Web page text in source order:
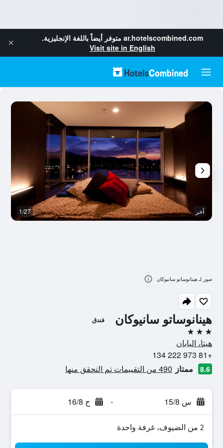
ar.hotelscombined.com متوفر أيضاً باللغة الإنجليزية.
Visit site in English
هينانوساتو سانيوكان فندق
3 نجوم
هيتا، اليابان
+81 973 222 134
8.6 ممتاز 490 من التقييمات تم التحقق منها
س 15/8 - ح 16/8
2 من الضيوف، غرفة واحدة
آخر 1/27
صور لـ هينانوساتو سانيوكان